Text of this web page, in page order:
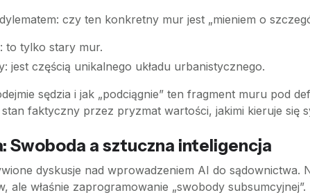
czy ten konkretny mur jest „mieniem o
to tylko stary mur.
jest częścią unikalnego układu urbanistycznego.
sędzia i jak „podciągnie” ten fragment muru pod
faktyczny przez pryzmat wartości, jakimi kieruje się
Swoboda a sztuczna inteligencja
dyskusje nad wprowadzeniem AI do sądownictwa.
ale właśnie zaprogramowanie „swobody